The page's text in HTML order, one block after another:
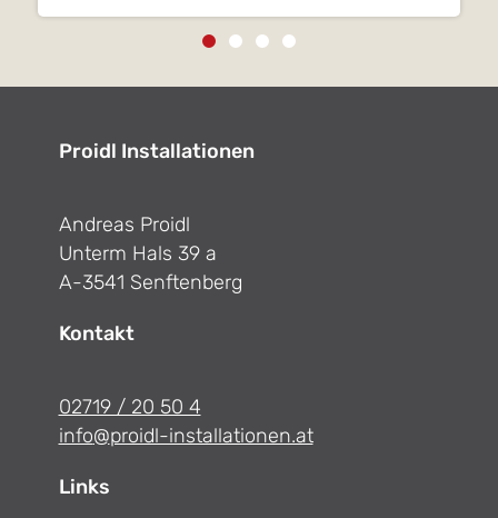
Proidl Installationen
Andreas Proidl
Unterm Hals 39 a
A-3541 Senftenberg
Kontakt
02719 / 20 50 4
info@proidl-installationen.at
Links